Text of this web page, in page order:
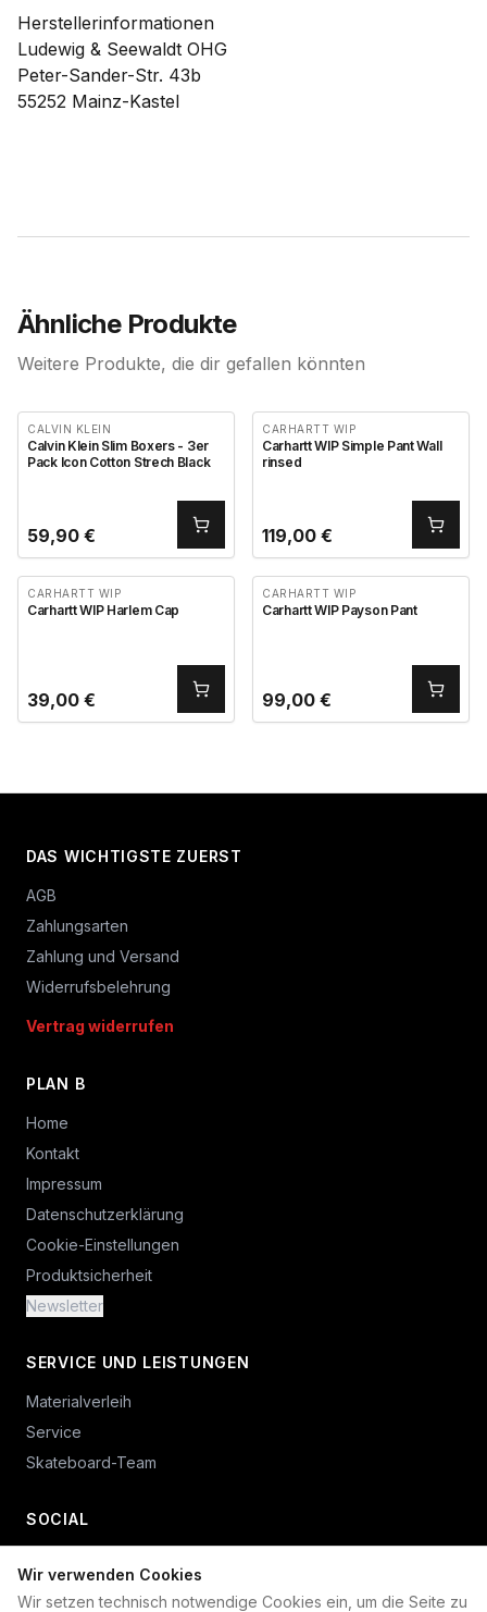
Wir verwenden Cookies
Wir setzen technisch notwendige Cookies ein, um die Seite zu
Herstellerinformationen
Ludewig & Seewaldt OHG
Peter-Sander-Str. 43b
55252 Mainz-Kastel
Ähnliche Produkte
Weitere Produkte, die dir gefallen könnten
CALVIN KLEIN
Calvin Klein Slim Boxers - 3er
Pack Icon Cotton Strech Black
59,90 €
CARHARTT WIP
Carhartt WIP Simple Pant Wall
rinsed
119,00 €
CARHARTT WIP
Carhartt WIP Harlem Cap
39,00 €
CARHARTT WIP
Carhartt WIP Payson Pant
99,00 €
DAS WICHTIGSTE ZUERST
AGB
Zahlungsarten
Zahlung und Versand
Widerrufsbelehrung
Vertrag widerrufen
PLAN B
Home
Kontakt
Impressum
Datenschutzerklärung
Cookie-Einstellungen
Produktsicherheit
Newsletter
SERVICE UND LEISTUNGEN
Materialverleih
Service
Skateboard-Team
SOCIAL
+49 234 687 00 38